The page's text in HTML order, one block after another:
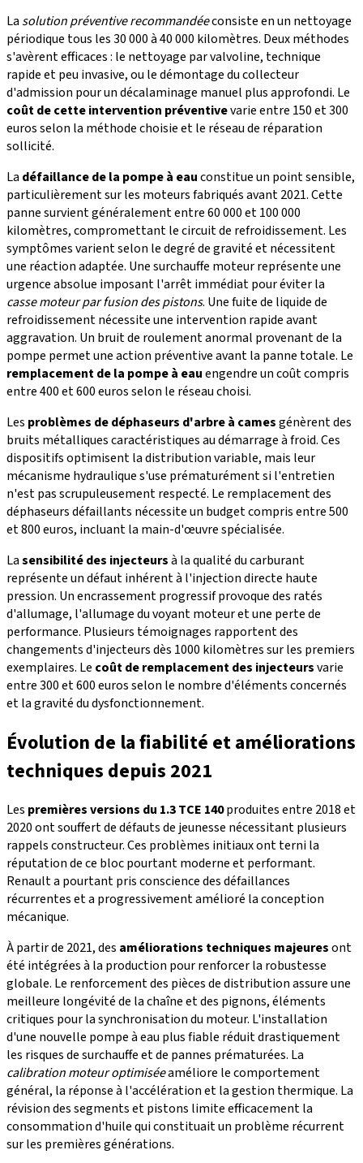
La solution préventive recommandéeconsiste en un nettoyage
périodique tous les 30 000 à 40 000 kilomètres. Deux méthodes
s'avèrent efficaces : le nettoyage par valvoline, technique
rapide et peu invasive, ou le démontage du collecteur
d'admission pour un décalaminage manuel plus approfondi. Le
coût de cette intervention préventivevarie entre 150 et 300
euros selon la méthode choisie et le réseau de réparation
sollicité.
La défaillance de la pompe à eauconstitue un point sensible,
particulièrement sur les moteurs fabriqués avant 2021. Cette
panne survient généralement entre 60 000 et 100 000
kilomètres, compromettant le circuit de refroidissement. Les
symptômes varient selon le degré de gravité et nécessitent
une réaction adaptée. Une surchauffe moteur représente une
urgence absolue imposant l'arrêt immédiat pour éviter la
casse moteur par fusion des pistons. Une fuite de liquide de
refroidissement nécessite une intervention rapide avant
aggravation. Un bruit de roulement anormal provenant de la
pompe permet une action préventive avant la panne totale. Le
remplacement de la pompe à eauengendre un coût compris
entre 400 et 600 euros selon le réseau choisi.
Les problèmes de déphaseurs d'arbre à camesgénèrent des
bruits métalliques caractéristiques au démarrage à froid. Ces
dispositifs optimisent la distribution variable, mais leur
mécanisme hydraulique s'use prématurément si l'entretien
n'est pas scrupuleusement respecté. Le remplacement des
déphaseurs défaillants nécessite un budget compris entre 500
et 800 euros, incluant la main-d'œuvre spécialisée.
Lasensibilité des injecteursà la qualité du carburant
représente un défaut inhérent à l'injection directe haute
pression. Un encrassement progressif provoque des ratés
d'allumage, l'allumage du voyant moteur et une perte de
performance. Plusieurs témoignages rapportent des
changements d'injecteurs dès 1000 kilomètres sur les premiers
exemplaires. Le coût de remplacement des injecteursvarie
entre 300 et 600 euros selon le nombre d'éléments concernés
et la gravité du dysfonctionnement.
Évolution de la fiabilité et améliorations
techniques depuis 2021
Les premières versions du 1.3 TCE 140produites entre 2018 et
2020 ont souffert de défauts de jeunesse nécessitant plusieurs
rappels constructeur. Ces problèmes initiaux ont terni la
réputation de ce bloc pourtant moderne et performant.
Renault a pourtant pris conscience des défaillances
récurrentes et a progressivement amélioré la conception
mécanique.
À partir de 2021, des améliorations techniques majeuresont
été intégrées à la production pour renforcer la robustesse
globale. Le renforcement des pièces de distribution assure une
meilleure longévité de la chaîne et des pignons, éléments
critiques pour la synchronisation du moteur. L'installation
d'une nouvelle pompe à eau plus fiable réduit drastiquement
les risques de surchauffe et de pannes prématurées. La
calibration moteur optimiséeaméliore le comportement
général, la réponse à l'accélération et la gestion thermique. La
révision des segments et pistons limite efficacement la
consommation d'huile qui constituait un problème récurrent
sur les premières générations.